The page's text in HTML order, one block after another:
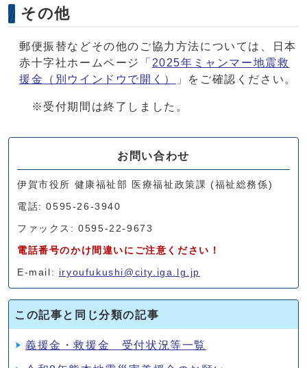
その他
郵便振替などその他のご協力方法については、日本
赤十字社ホームページ「 2025年ミャンマー地震救
援金
（別ウインドウで開く） 」をご確認ください。
※受付期間は終了しました。
お問い合わせ
伊賀市役所 健康福祉部 医療福祉政策課 (福祉総務係)
電話: 0595-26-3940
ファックス: 0595-22-9673
電話番号のかけ間違いにご注意ください！
E-mail: iryoufukushi@city.iga.lg.jp
この記事と同じ分類の記事
義援金・救援金 受付状況等一覧